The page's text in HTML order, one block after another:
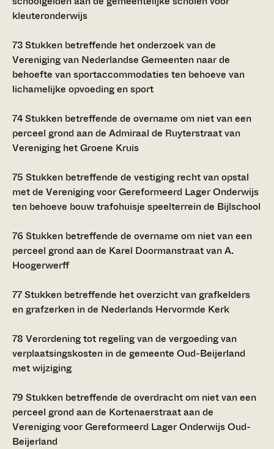
kleuteronderwijs
73Stukken betreffende het onderzoek van de
Vereniging van Nederlandse Gemeenten naar de
behoefte van sportaccommodaties ten behoeve van
lichamelijke opvoeding en sport
74Stukken betreffende de overname om niet van een
perceel grond aan de Admiraal de Ruyterstraat van
Vereniging het Groene Kruis
75 Stukken betreffende de vestiging recht van opstal
met de Vereniging voor Gereformeerd Lager Onderwijs
ten behoeve bouw trafohuisje speelterrein de Bijlschool
76 Stukken betreffende de overname om niet van een
perceel grond aan de Karel Doormanstraat van A.
Hoogerwerff
77Stukken betreffende het overzicht van grafkelders
en grafzerken in de Nederlands Hervormde Kerk
78 Verordening tot regeling van de vergoeding van
verplaatsingskosten in de gemeente Oud-Beijerland
met wijziging
79 Stukken betreffende de overdracht om niet van een
perceel grond aan de Kortenaerstraat aan de
Vereniging voor Gereformeerd Lager Onderwijs Oud-
Beijerland